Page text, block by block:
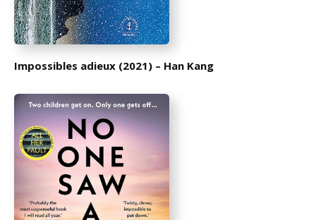
Impossibles adieux (2021) – Han Kang